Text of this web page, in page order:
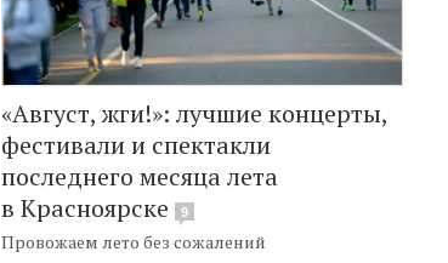
«Август, жги!»: лучшие концерты,
фестивали и спектакли
последнего месяца лета
в Красноярске
9
Провожаем лето без сожалений